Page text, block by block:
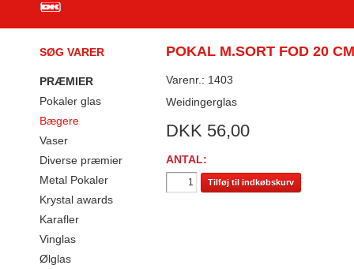
SØG VARER
PRÆMIER
Pokaler glas
Bægere
Vaser
Diverse præmier
Metal Pokaler
Krystal awards
Karafler
Vinglas
Ølglas
POKAL M.SORT FOD 20 CM
Varenr.: 1403
Weidingerglas
DKK 56,00
ANTAL:
Tilføj til indkøbskurv